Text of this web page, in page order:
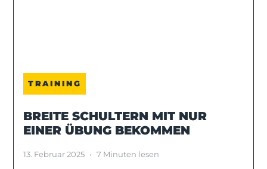
TRAINING
BREITE SCHULTERN MIT NUR
EINER ÜBUNG BEKOMMEN
13. Februar 2025 • 7 Minuten lesen